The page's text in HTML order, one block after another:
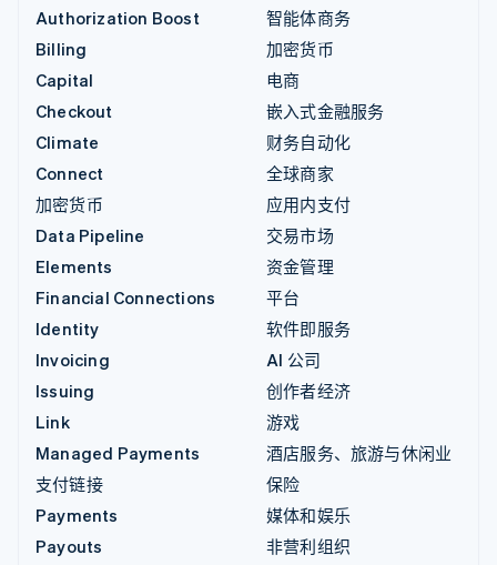
Authorization Boost
Billing
Capital
Checkout
Climate
Connect
加密货币
Data Pipeline
Elements
Financial Connections
Identity
Invoicing
Issuing
Link
Managed Payments
支付链接
Payments
Payouts
智能体商务
加密货币
电商
嵌入式金融服务
财务自动化
全球商家
应用内支付
交易市场
资金管理
平台
软件即服务
AI 公司
创作者经济
游戏
酒店服务、旅游与休闲业
保险
媒体和娱乐
非营利组织